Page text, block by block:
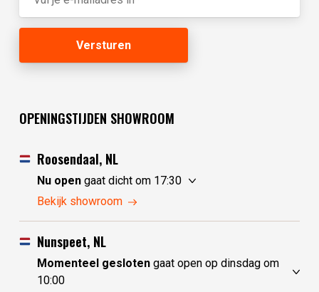
OPENINGSTIJDEN SHOWROOM
Roosendaal, NL
Nu opengaat dicht om 17:30
maandag
dinsdag
gesloten
woensdag
donderdag
10:00 - 17:30
vrijdag
10:00 - 17:30
Bekijk showroom
Nunspeet, NL
Momenteel geslotengaat open op dinsdag om
10:00